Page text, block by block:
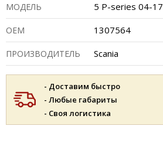
МОДЕЛЬ 5 P-series 04-17
ОЕМ 1307564
ПРОИЗВОДИТЕЛЬ Scania
- Доставим быстро
- Любые габариты
- Своя логистика